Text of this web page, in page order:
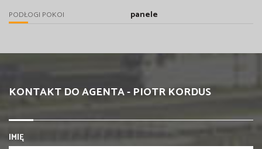
PODŁOGI POKOI panele
KONTAKT DO AGENTA - PIOTR KORDUS
IMIĘ